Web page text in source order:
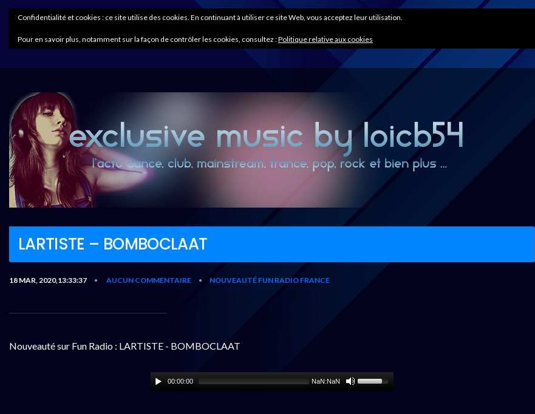
LARTISTE – BOMBOCLAAT
18 MAR, 2020,13:33:37 • AUCUN COMMENTAIRE • NOUVEAUTÉ FUN RADIO FRANCE
Nouveauté sur Fun Radio : LARTISTE - BOMBOCLAAT
00:00:00 NaN:NaN
Confidentialité et cookies : ce site utilise des cookies. En continuant à utiliser ce site Web, vous acceptez leur utilisation.
Pour en savoir plus, notamment sur la façon de contrôler les cookies, consultez :Politique relative aux cookies